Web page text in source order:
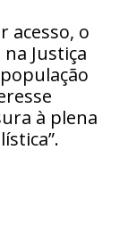
acesso, o
Justiça
à plena